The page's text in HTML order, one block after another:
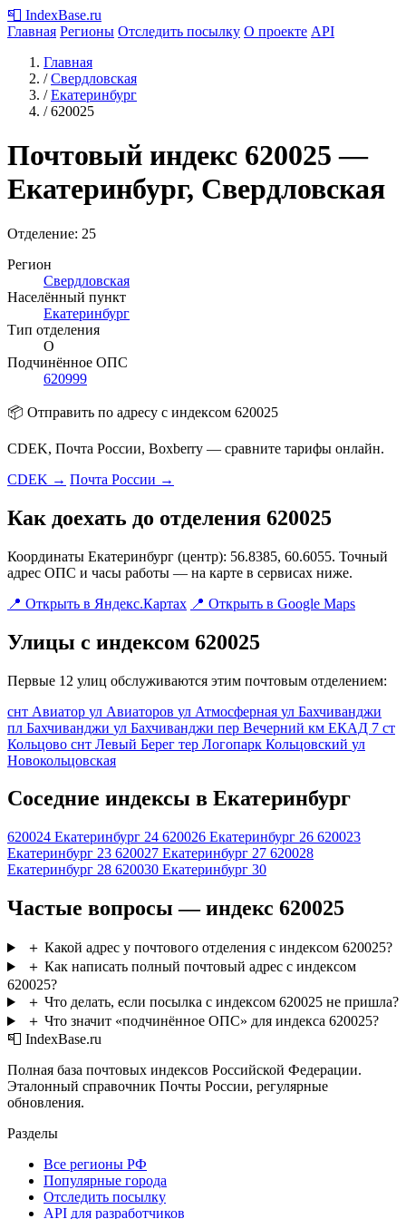
📮 IndexBase.ru
Главная Регионы Отследить посылку О проекте API
Главная
/ Свердловская
/ Екатеринбург
/ 620025
Почтовый индекс 620025 —
Екатеринбург, Свердловская
Отделение: 25
Регион
Свердловская
Населённый пункт
Екатеринбург
Тип отделения
О
Подчинённое ОПС
620999
📦 Отправить по адресу с индексом 620025
CDEK, Почта России, Boxberry — сравните тарифы онлайн.
CDEK → Почта России →
Как доехать до отделения 620025
Координаты Екатеринбург (центр): 56.8385, 60.6055. Точный
адрес ОПС и часы работы — на карте в сервисах ниже.
📍 Открыть в Яндекс.Картах 📍 Открыть в Google Maps
Улицы с индексом 620025
Первые 12 улиц обслуживаются этим почтовым отделением:
снт Авиатор ул Авиаторов ул Атмосферная ул Бахчиванджи
пл Бахчиванджи ул Бахчиванджи пер Вечерний км ЕКАД 7 ст
Кольцово снт Левый Берег тер Логопарк Кольцовский ул
Новокольцовская
Соседние индексы в Екатеринбург
620024 Екатеринбург 24 620026 Екатеринбург 26 620023
Екатеринбург 23 620027 Екатеринбург 27 620028
Екатеринбург 28 620030 Екатеринбург 30
Частые вопросы — индекс 620025
＋ Какой адрес у почтового отделения с индексом 620025?
＋ Как написать полный почтовый адрес с индексом
620025?
＋ Что делать, если посылка с индексом 620025 не пришла?
＋ Что значит «подчинённое ОПС» для индекса 620025?
📮 IndexBase.ru
Полная база почтовых индексов Российской Федерации.
Эталонный справочник Почты России, регулярные
обновления.
Разделы
Все регионы РФ
Популярные города
Отследить посылку
API для разработчиков